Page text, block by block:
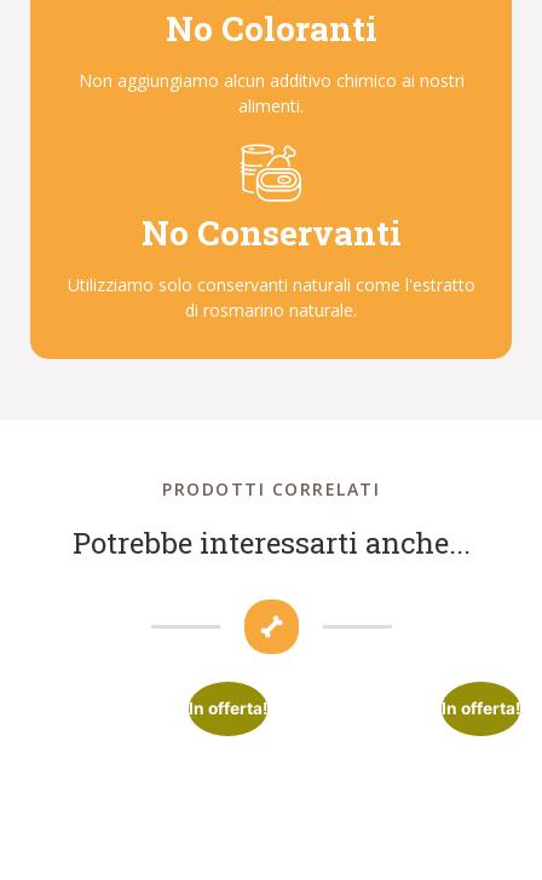
No Coloranti
Non aggiungiamo alcun additivo chimico ai nostri
alimenti.
No Conservanti
Utilizziamo solo conservanti naturali come l'estratto
di rosmarino naturale.
PRODOTTI CORRELATI
Potrebbe interessarti anche...
In offerta! In offerta!